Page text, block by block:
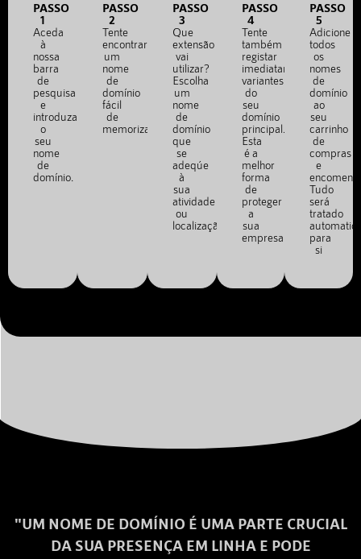
PASSO
1
Aceda
à
nossa
barra
de
pesquisa
e
introduza
o
seu
nome
de
domínio.
PASSO
2
Tente
encontrar
um
nome
de
domínio
fácil
de
memorizar.
PASSO
3
Que
extensão
vai
utilizar?
Escolha
um
nome
de
domínio
que
se
adeqúe
à
sua
atividade
ou
localização.
PASSO
4
Tente
também
registar
imediatamente
variantes
do
seu
domínio
principal.
Esta
é a
melhor
forma
de
proteger
a
sua
empresa.
PASSO
5
Adicione
todos
os
nomes
de
domínio
ao
seu
carrinho
de
compras
e
Tudo
será
tratado
para
si
"UM NOME DE DOMÍNIO É UMA PARTE CRUCIAL
DA SUA PRESENÇA EM LINHA E PODE